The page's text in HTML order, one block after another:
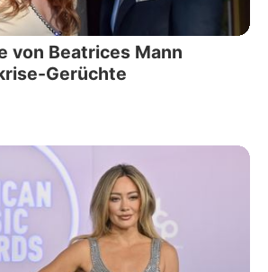
von Beatrices Mann
Gerüchte